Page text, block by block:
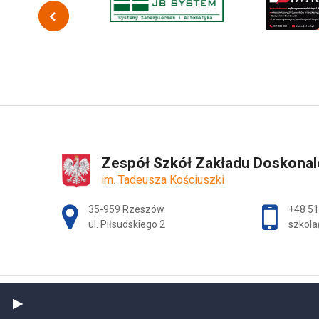
Zespół Szkół Zakładu
im. Tadeusza Kościuszki
Adres pocztowy:
35-959 Rzeszów
ul. Piłsudskiego 2
+48